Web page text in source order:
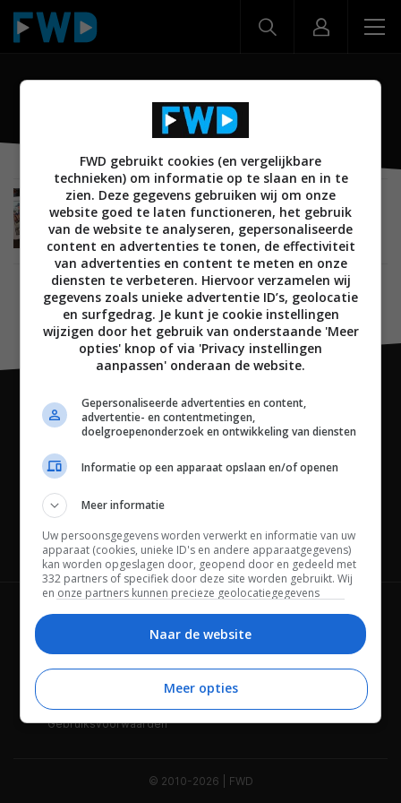
slim display
NIEUWS SMARTHOME BEDIENING
BEELD EN GELUID
19 JANUARI 2023
‘Apple werkt aan een slim display voor
smarthome-bediening’
Channels
Wie is FWD Privacybeleid
Adverteren Contact
Gebruiksvoorwaarden
© 2010-2026 | FWD
FWD gebruikt cookies (en vergelijkbare
technieken) om informatie op te slaan en in te
zien. Deze gegevens gebruiken wij om onze
website goed te laten functioneren, het gebruik
van de website te analyseren, gepersonaliseerde
content en advertenties te tonen, de effectiviteit
van advertenties en content te meten en onze
diensten te verbeteren. Hiervoor verzamelen wij
gegevens zoals unieke advertentie ID’s, geolocatie
en surfgedrag. Je kunt je cookie instellingen
wijzigen door het gebruik van onderstaande 'Meer
opties' knop of via 'Privacy instellingen
aanpassen' onderaan de website.
Gepersonaliseerde advertenties en content,
advertentie- en contentmetingen,
doelgroepenonderzoek en ontwikkeling van diensten
Informatie op een apparaat opslaan en/of openen
Meer informatie
Uw persoonsgegevens worden verwerkt en informatie van uw
apparaat (cookies, unieke ID's en andere apparaatgegevens)
kan worden opgeslagen door, geopend door en gedeeld met
332 partners of specifiek door deze site worden gebruikt. Wij
en onze partners kunnen precieze geolocatiegegevens
Bepaalde leveranciers kunnen uw persoonsgegevens
beheren. Zoek onderaan deze pagina of in het sitemenu naar
een link om uw toestemming te beheren of in te trekken via de
privacy- en cookie-instellingen.
Naar de website
Meer opties